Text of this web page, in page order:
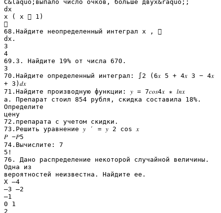
С&laquo;выпало число очков, больше двух&raquo;;
dx
x ( x  1)

68.Найдите неопределенный интеграл x , 
dx.
3
4
69.3. Найдите 19% от числа 670.
3
70.Найдите определенный интеграл: ∫2 (6𝑥 5 + 4𝑥 3 − 4𝑥
+ 3)𝑑𝑥
71.Найдите производную функции: 𝑦 = 7𝑐𝑜𝑠4𝑥 ∗ 𝑙𝑛𝑥
a. Препарат стоил 854 рубля, скидка составила 18%.
Определите
цену
72.препарата с учетом скидки.
73.Решить уравнение 𝑦 ′ = 𝑦 2 cos 𝑥
𝑃 −𝑃5
74.Вычислите: 7
5!
76. Дано распределение некоторой случайной величины.
Одна из
вероятностей неизвестна. Найдите ее.
Х –4
–3 –2
–1
0 1
2